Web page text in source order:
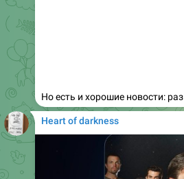
Но есть и хорошие новости: раз
Heart of darkness